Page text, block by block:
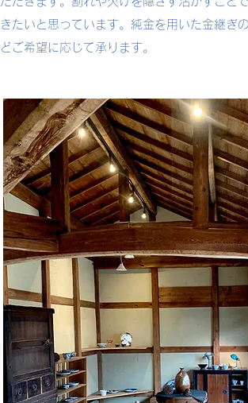
きたいと思っています。純金を用いた金継ぎ
どご希望に応じて承ります。